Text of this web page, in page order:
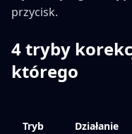
przycisk.
4 tryby
którego
Tryb Działanie